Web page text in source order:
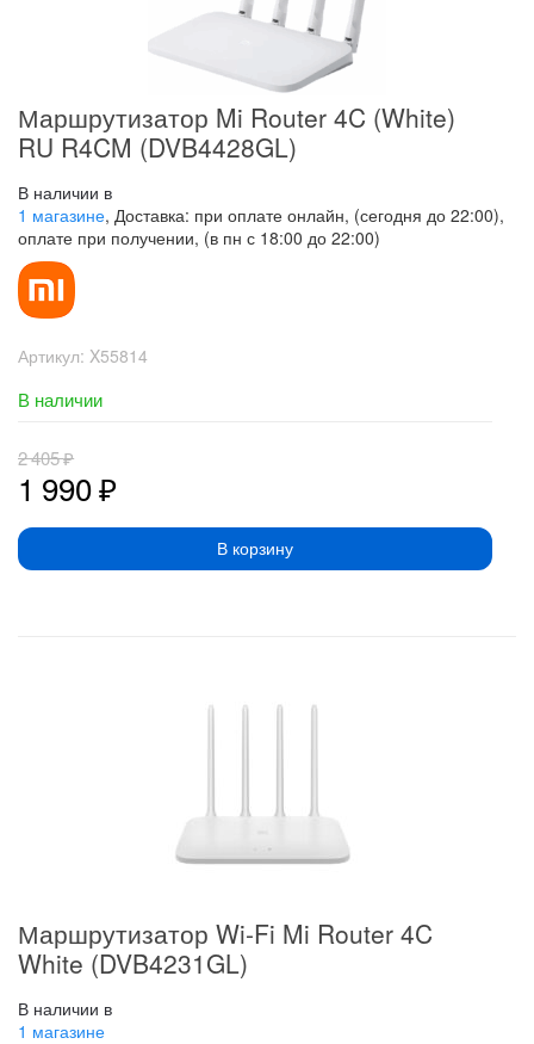
Маршрутизатор Mi Router 4C (White)
RU R4CM (DVB4428GL)
В наличии в
1 магазине, Доставка: при оплате онлайн, (сегодня до 22:00),
оплате при получении, (в пн с 18:00 до 22:00)
Артикул: X55814
В наличии
1 990₽
2 405₽
В корзину
Маршрутизатор Wi-Fi Mi Router 4C
White (DVB4231GL)
В наличии в
1 магазине